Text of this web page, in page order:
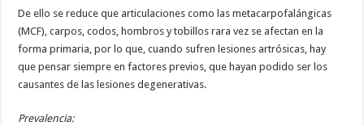
De ello se reduce que articulaciones como las metacarpofalángicas
(MCF), carpos, codos, hombros y tobillos rara vez se afectan en la
forma primaria, por lo que, cuando sufren lesiones artrósicas, hay
que pensar siempre en factores previos, que hayan podido ser los
causantes de las lesiones degenerativas.
Prevalencia: